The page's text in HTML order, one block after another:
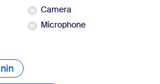
Camera
Microphone
Daha fazla bilgi edinin